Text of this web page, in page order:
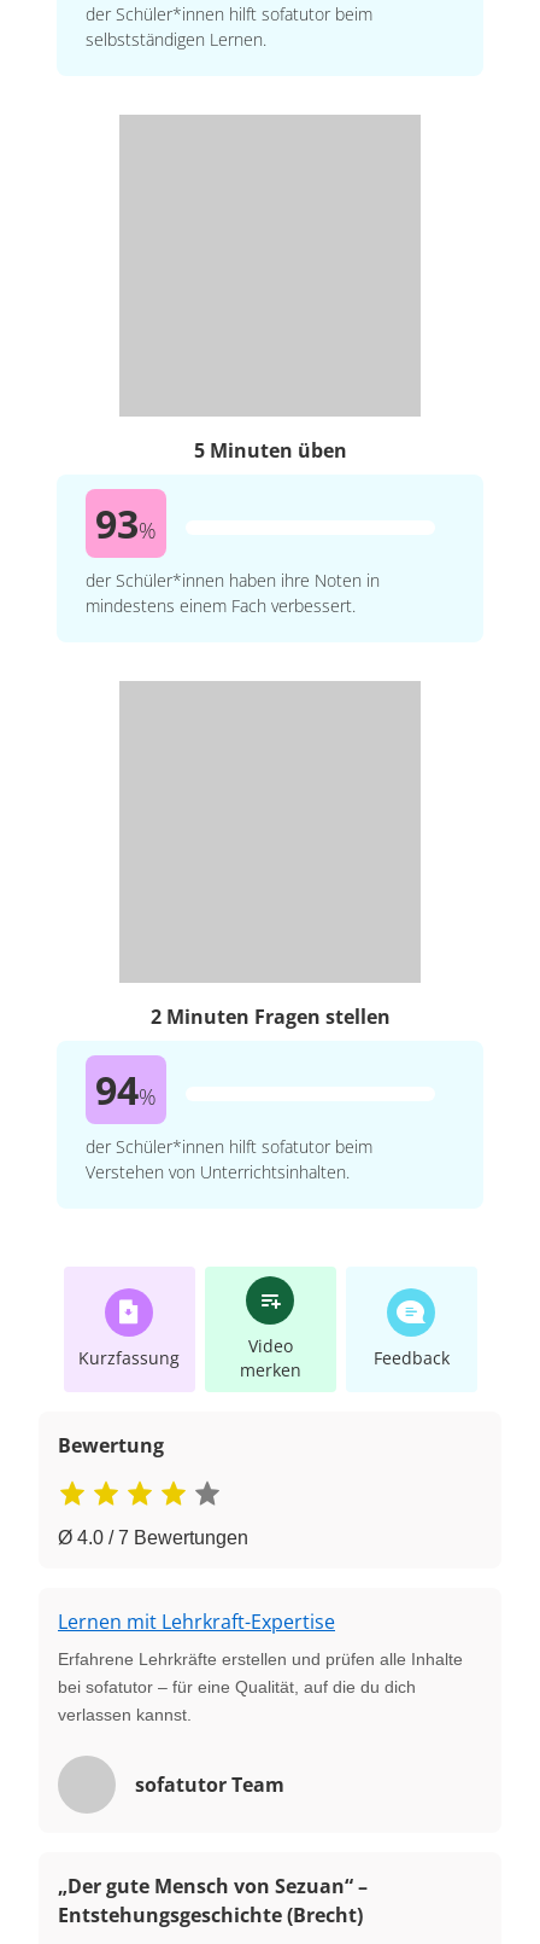
der Schüler*innen hilft sofatutor beim
selbstständigen Lernen.
5 Minuten üben
93%
der Schüler*innen haben ihre Noten in
mindestens einem Fach verbessert.
2 Minuten Fragen stellen
94%
der Schüler*innen hilft sofatutor beim
Verstehen von Unterrichtsinhalten.
Kurzfassung
Video
merken
Feedback
Bewertung
Ø 4.0 / 7 Bewertungen
Lernen mit Lehrkraft-Expertise
Erfahrene Lehrkräfte erstellen und prüfen alle Inhalte
bei sofatutor – für eine Qualität, auf die du dich
verlassen kannst.
sofatutor Team
„Der gute Mensch von Sezuan“ –
Entstehungsgeschichte (Brecht)